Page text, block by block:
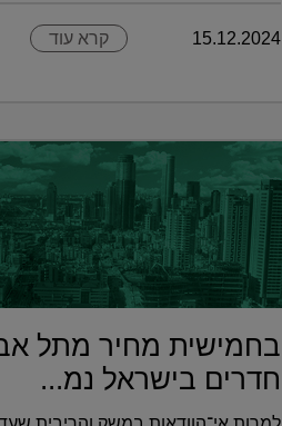
15.12.2024 קרא עוד
חדרים בישראל נמ...